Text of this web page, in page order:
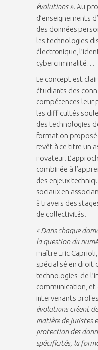
évolutions ». Au
d’enseignements
des données
les technologies
électronique,
cybercriminalité…
Le concept est
étudiants des
compétences leur
les difficultés
des technologies
formation
revêt à ce titre un
novateur.
combinée à
des enjeux
sociaux en
à travers des
de collectivités.
« Dans chaque
la question du
maître Eric
spécialisé en droit
technologies, de
communication, et
intervenants
évolutions créent
matière de juristes
protection des
spécificités, la